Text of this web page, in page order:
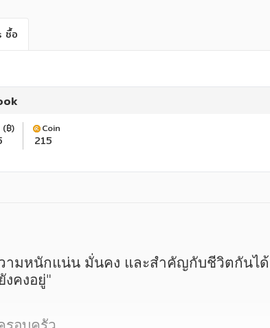
ซื้อ
(฿) Coin
215
คงอยู่"